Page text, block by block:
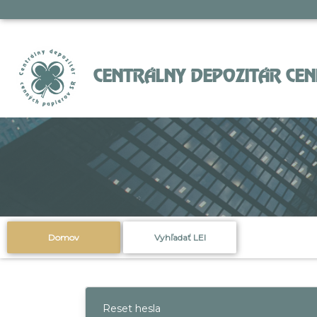
CENTRÁLNY DEPOZITÁR
Domov Vyhľadať LEI
Reset hesla